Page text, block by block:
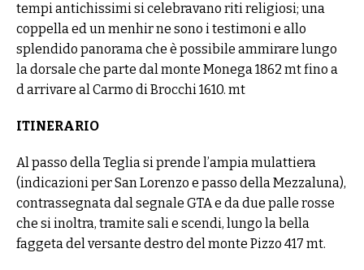
tempi antichissimi si celebravano riti religiosi; una
coppella ed un menhir ne sono i testimoni e allo
splendido panorama che è possibile ammirare lungo
la dorsale che parte dal monte Monega 1862 mt fino a
d arrivare al Carmo di Brocchi 1610. mt
ITINERARIO
Al passo della Teglia si prende l’ampia mulattiera
(indicazioni per San Lorenzo e passo della Mezzaluna),
contrassegnata dal segnale GTA e da due palle rosse
che si inoltra, tramite sali e scendi, lungo la bella
faggeta del versante destro del monte Pizzo 417 mt.